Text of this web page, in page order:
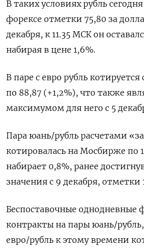
В таких условиях рубль
форексе отметки 75,80 за
декабря, к 11.35 МСК он
набирая в цене 1,6%.
В паре с евро рубль ⁠котируется
по 88,87 (+1,​2%), что также
максимумом для него ⁠с 5
Пара юань/рубль расчетами
котировалась на Мосбирже по
набирает 0,8%, ранее
значения с 9 декабря, отметки
Беспоставочные однодневные
контракты на пары юань/
евро/‌рубль к этому времени